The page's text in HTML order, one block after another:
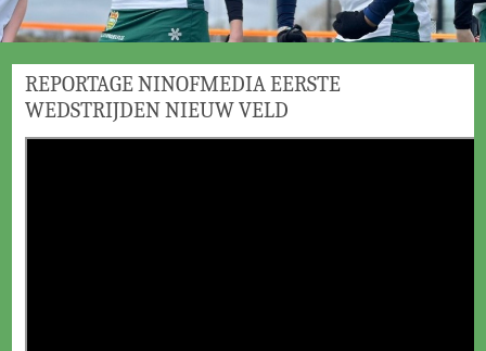
REPORTAGE NINOFMEDIA EERSTE
WEDSTRIJDEN NIEUW VELD